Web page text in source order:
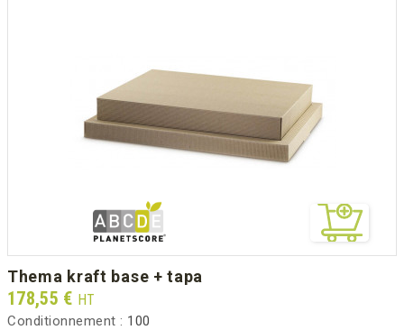
thema kraft base + tapa
Prix
178,55 € HT
Conditionnement : 100